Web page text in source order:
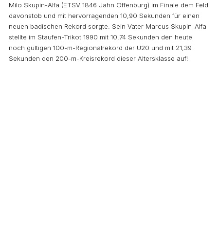
Milo Skupin-Alfa (ETSV 1846 Jahn Offenburg) im Finale dem Feld
davonstob und mit hervorragenden 10,90 Sekunden für einen
neuen badischen Rekord sorgte. Sein Vater Marcus Skupin-Alfa
stellte im Staufen-Trikot 1990 mit 10,74 Sekunden den heute
noch gültigen 100-m-Regionalrekord der U20 und mit 21,39
Sekunden den 200-m-Kreisrekord dieser Altersklasse auf!